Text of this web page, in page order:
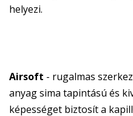
helyezi.
Airsoft - rugalmas
anyag sima tapintású és
képességet biztosít a